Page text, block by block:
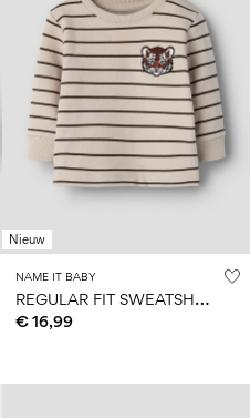
Nieuw
NAME IT BABY
R
EGULAR FIT SWEATSHIRT
€ 16,99